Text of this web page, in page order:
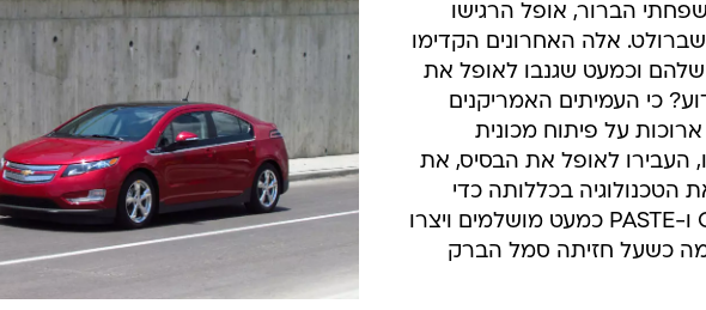
הברור, אופל הרגישו
אלה האחרונים הקדימו
וכמעט שגנבו לאופל את
כי העמיתים האמריקנים
על פיתוח מכונית
העבירו לאופל את הבסיס, את
בכללותה כדי
שאלה יעשו COPY ו-PASTE כמעט מושלמים ויצרו
כשעל חזיתה סמל הברק